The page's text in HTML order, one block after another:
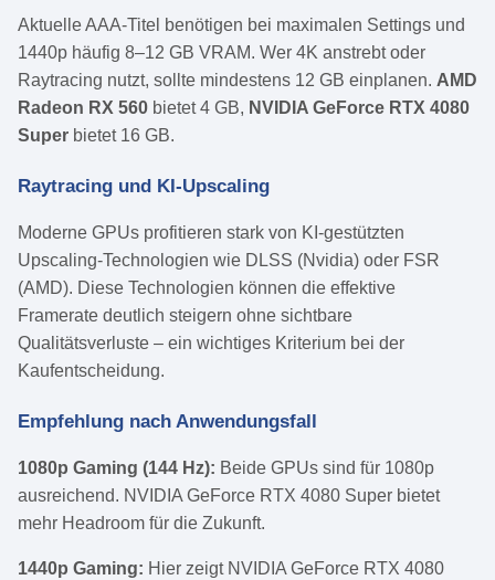
Aktuelle AAA-Titel benötigen bei maximalen Settings und
1440p häufig 8–12 GB VRAM. Wer 4K anstrebt oder
Raytracing nutzt, sollte mindestens 12 GB einplanen. AMD
Radeon RX 560 bietet 4 GB, NVIDIA GeForce RTX 4080
Super bietet 16 GB.
Raytracing und KI-Upscaling
Moderne GPUs profitieren stark von KI-gestützten
Upscaling-Technologien wie DLSS (Nvidia) oder FSR
(AMD). Diese Technologien können die effektive
Framerate deutlich steigern ohne sichtbare
Qualitätsverluste – ein wichtiges Kriterium bei der
Kaufentscheidung.
Empfehlung nach Anwendungsfall
1080p Gaming (144 Hz): Beide GPUs sind für 1080p
ausreichend. NVIDIA GeForce RTX 4080 Super bietet
mehr Headroom für die Zukunft.
1440p Gaming: Hier zeigt NVIDIA GeForce RTX 4080